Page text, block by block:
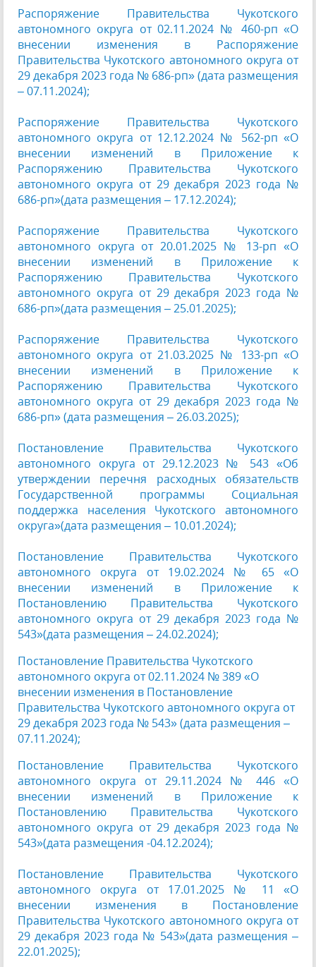
Распоряжение Правительства Чукотского
автономного округа от 02.11.2024 № 460-рп «О
внесении изменения в Распоряжение
Правительства Чукотского автономного округа от
29 декабря 2023 года № 686-рп» (дата размещения
– 07.11.2024);
Распоряжение Правительства Чукотского
автономного округа от 12.12.2024 № 562-рп «О
внесении изменений в Приложение к
Распоряжению Правительства Чукотского
автономного округа от 29 декабря 2023 года №
686-рп»(дата размещения – 17.12.2024);
Распоряжение Правительства Чукотского
автономного округа от 20.01.2025 № 13-рп «О
внесении изменений в Приложение к
Распоряжению Правительства Чукотского
автономного округа от 29 декабря 2023 года №
686-рп»(дата размещения – 25.01.2025);
Распоряжение Правительства Чукотского
автономного округа от 21.03.2025 № 133-рп «О
внесении изменений в Приложение к
Распоряжению Правительства Чукотского
автономного округа от 29 декабря 2023 года №
686-рп» (дата размещения – 26.03.2025);
Постановление Правительства Чукотского
автономного округа от 29.12.2023 № 543 «Об
утверждении перечня расходных обязательств
Государственной программы Социальная
поддержка населения Чукотского автономного
округа»(дата размещения – 10.01.2024);
Постановление Правительства Чукотского
автономного округа от 19.02.2024 № 65 «О
внесении изменений в Приложение к
Постановлению Правительства Чукотского
автономного округа от 29 декабря 2023 года №
543»(дата размещения – 24.02.2024);
Постановление Правительства Чукотского
автономного округа от 02.11.2024 № 389 «О
внесении изменения в Постановление
Правительства Чукотского автономного округа от
29 декабря 2023 года № 543» (дата размещения –
07.11.2024);
Постановление Правительства Чукотского
автономного округа от 29.11.2024 № 446 «О
внесении изменений в Приложение к
Постановлению Правительства Чукотского
автономного округа от 29 декабря 2023 года №
543»(дата размещения -04.12.2024);
Постановление Правительства Чукотского
автономного округа от 17.01.2025 № 11 «О
внесении изменения в Постановление
Правительства Чукотского автономного округа от
29 декабря 2023 года № 543»(дата размещения –
22.01.2025);